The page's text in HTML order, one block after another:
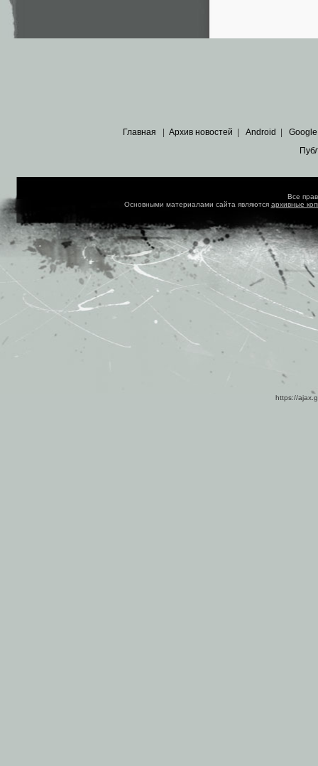
Главная Архив новостей Android Google
Все
Основными материалами сайта являются архивные
https://